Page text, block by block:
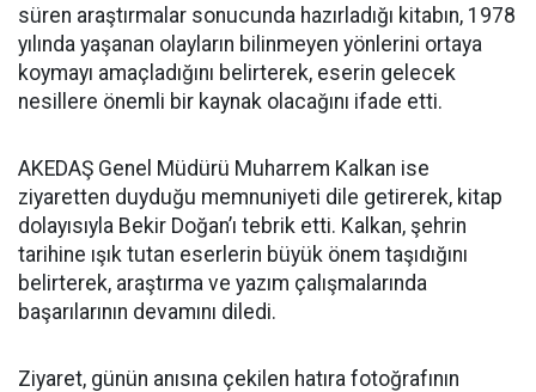
süren araştırmalar sonucunda hazırladığı kitabın, 1978
yılında yaşanan olayların bilinmeyen yönlerini ortaya
koymayı amaçladığını belirterek, eserin gelecek
nesillere önemli bir kaynak olacağını ifade etti.
AKEDAŞ Genel Müdürü Muharrem Kalkan ise
ziyaretten duyduğu memnuniyeti dile getirerek, kitap
dolayısıyla Bekir Doğan’ı tebrik etti. Kalkan, şehrin
tarihine ışık tutan eserlerin büyük önem taşıdığını
belirterek, araştırma ve yazım çalışmalarında
başarılarının devamını diledi.
Ziyaret, günün anısına çekilen hatıra fotoğrafının